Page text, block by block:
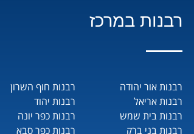
רבנות במרכז
רבנות אור יהודה
רבנות אריאל
רבנות בית שמש
רבנות בני ברק
רבנות חוף השרון
רבנות יהוד
רבנות כפר יונה
רבנות כפר סבא